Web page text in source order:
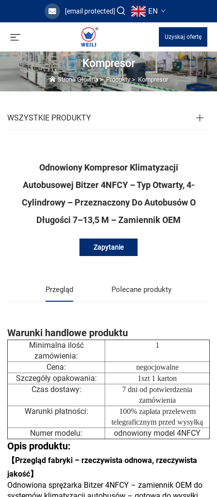
[email protected] EN
Uzyskaj ofertę
Kompresor
Strona Główna>Produkty> Kompresor
WSZYSTKIE PRODUKTY
Odnowiony Kompresor Klimatyzacji
Autobusowej Bitzer 4NFCY – Typ Otwarty, 4-
Cylindrowy – Przeznaczony Do Autobusów O
Długości 7–13,5 M – Zamiennik OEM
Zapytanie
Przegląd Polecane produkty
Warunki handlowe produktu
Minimalna ilość
zamówienia:
1
Cena: negocjowalne
Szczegóły opakowania: 1szt 1 karton
Czas dostawy:
7 dni od potwierdzenia
zamówienia
Warunki płatności:
100% zapłata przelewem
telegraficznym przed wysyłką
Numer modelu: odnowiony model 4NFCY
Opis produktu:
【Przegląd fabryki – rzeczywista odnowa, rzeczywista
jakość】
Odnowiona sprężarka Bitzer 4NFCY – zamiennik OEM do